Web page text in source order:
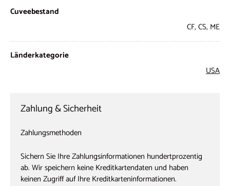
Cuveebestand
CF, CS, ME
Länderkategorie
USA
Zahlung & Sicherheit
Zahlungsmethoden
Sichern Sie Ihre Zahlungsinformationen hundertprozentig
ab. Wir speichern keine Kreditkartendaten und haben
keinen Zugriff auf Ihre Kreditkarteninformationen.